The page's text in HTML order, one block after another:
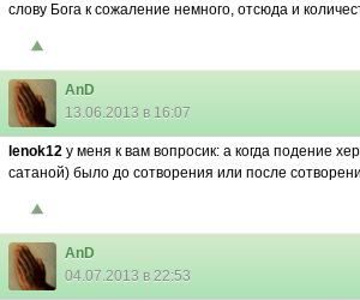
слову Бога к сожаление немного, отсюда и
AnD
13.06.2013 в 16:07
lenok12 у меня к вам вопросик: а когда подение
сатаной) было до сотворения или после
AnD
04.07.2013 в 22:53